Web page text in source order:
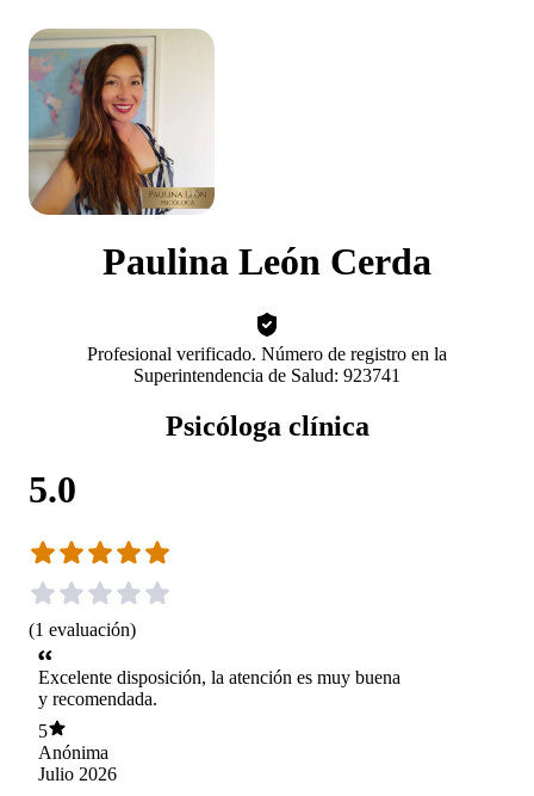
Paulina León Cerda
Profesional verificado. Número de registro en la
Superintendencia de Salud: 923741
Psicóloga clínica
5.0
(1 evaluación)
Excelente disposición, la atención es muy buena
y recomendada.
5
Anónima
Julio 2026